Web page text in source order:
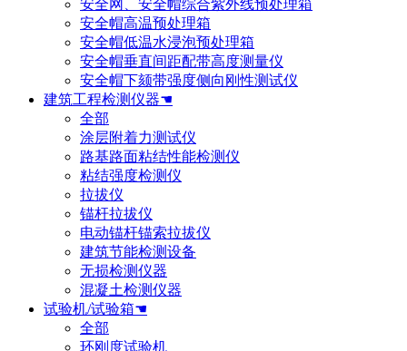
安全网、安全帽综合紫外线预处理箱
安全帽高温预处理箱
安全帽低温水浸泡预处理箱
安全帽垂直间距配带高度测量仪
安全帽下颏带强度侧向刚性测试仪
建筑工程检测仪器☚
全部
涂层附着力测试仪
路基路面粘结性能检测仪
粘结强度检测仪
拉拔仪
锚杆拉拔仪
电动锚杆锚索拉拔仪
建筑节能检测设备
无损检测仪器
混凝土检测仪器
试验机/试验箱☚
全部
环刚度试验机